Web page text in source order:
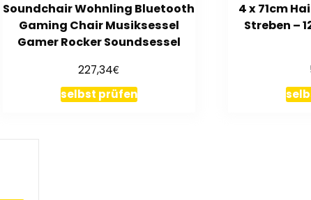
Soundchair Wohnling Bluetooth
Gaming Chair Musiksessel
Gamer Rocker Soundsessel
227,34€
selbst prüfen
4 x 71cm
Streben –